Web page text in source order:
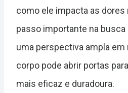
como ele impacta as dores
passo importante na
uma perspectiva ampla em
corpo pode abrir portas
mais eficaz e duradoura.